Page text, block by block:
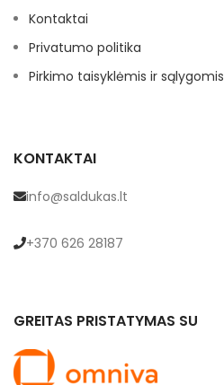
Kontaktai
Privatumo politika
Pirkimo taisyklėmis ir sąlygomis
KONTAKTAI
info@saldukas.lt
+370 626 28187
GREITAS PRISTATYMAS SU